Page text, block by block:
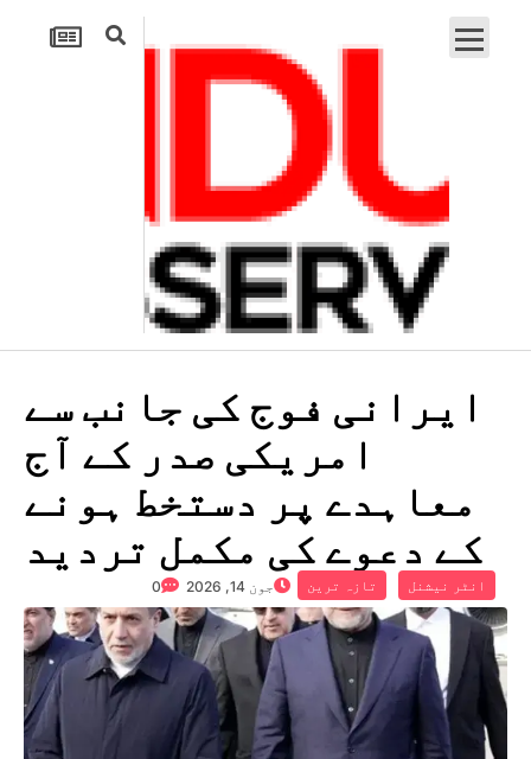
ایرانی فوج کی جانب سے
امریکی صدر کے آج
معاہدے پر دستخط ہونے
کے دعوے کی مکمل تردید
انٹر نیشنل تازہ ترین جون 14, 2026 0